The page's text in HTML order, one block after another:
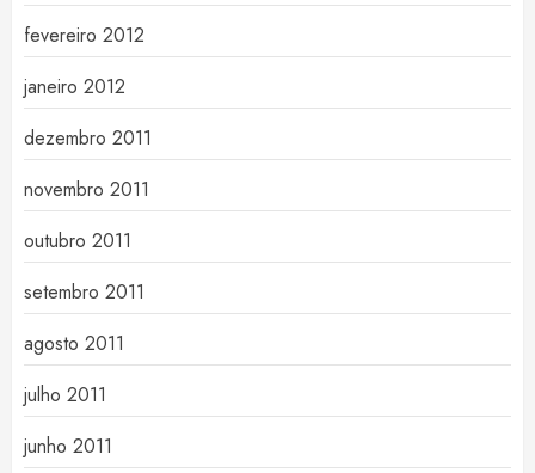
fevereiro 2012
janeiro 2012
dezembro 2011
novembro 2011
outubro 2011
setembro 2011
agosto 2011
julho 2011
junho 2011